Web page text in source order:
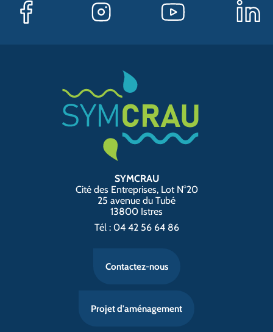
SYMCRAU
Cité des Entreprises, Lot N°20
25 avenue du Tubé
13800 Istres
Tél : 04 42 56 64 86
Contactez-nous
Projet d'aménagement